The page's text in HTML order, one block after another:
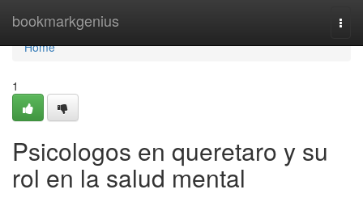
bookmarkgenius
Home
Home
1
Psicologos en queretaro y su
rol en la salud mental